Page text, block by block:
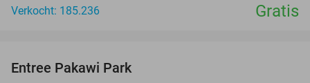
Verkocht: 185.236
Gratis
Entree Pakawi Park